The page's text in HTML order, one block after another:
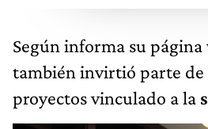
Según informa su
también invirtió parte de
proyectos vinculado a la